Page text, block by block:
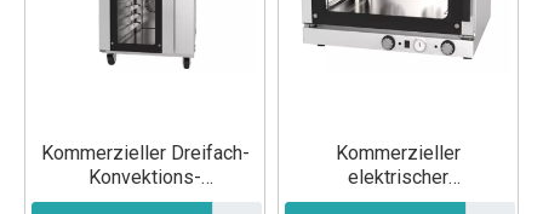
Kommerzieller Dreifach-
Konvektions-
Elektrobackofen
Kommerzieller
elektrischer
Doppelkonvektionsbackofen